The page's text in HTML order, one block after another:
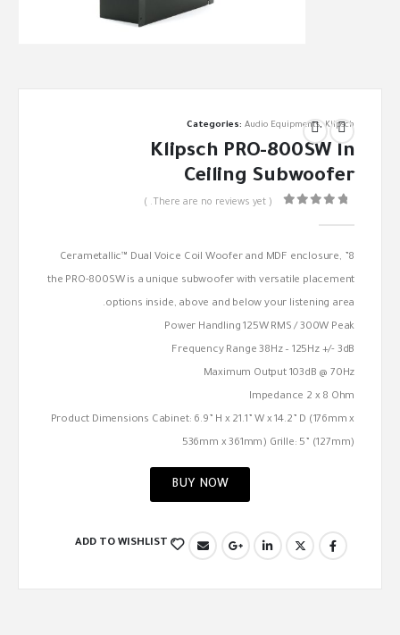
Categories:Audio Equipments,Klipsch
Klipsch PRO-800SW In
Ceiling Subwoofer
( There are no reviews yet. )
8” Cerametallic™ Dual Voice Coil Woofer and MDF enclosure,
the PRO-800SW is a unique subwoofer with versatile placement
options inside, above and below your listening area.
Power Handling 125W RMS / 300W Peak
Frequency Range 38Hz – 125Hz +/- 3dB
Maximum Output 103dB @ 70Hz
Impedance 2 x 8 Ohm
Product Dimensions Cabinet: 6.9” H x 21.1” W x 14.2” D (176mm x
536mm x 361mm) Grille: 5” (127mm)
BUY NOW
ADD TO WISHLIST